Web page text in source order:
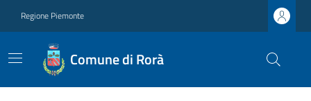
Regione Piemonte
Comune di Rorà